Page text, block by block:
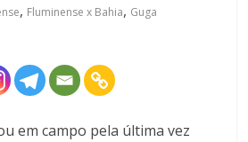
, Fluminense x Bahia, Guga
em campo pela última vez